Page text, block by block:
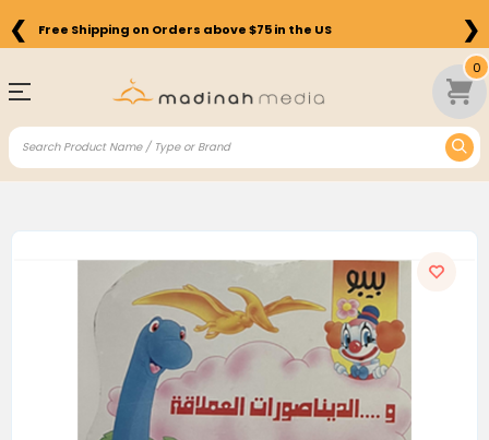
❮ Free Shipping on Orders above $75 in the US ❯
0